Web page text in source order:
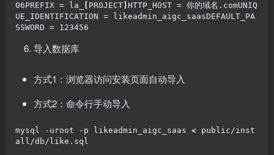
06PREFIX = la_
PROJECT HTTP_HOST = 你的域名.comUNIQ
UE_IDENTIFICATION = likeadmin_aigc_saasDEFAULT_PA
SSWORD = 123456
导入数据库
方式1：浏览器访问安装页面自动导入
方式2：命令行手动导入
mysql -uroot -p likeadmin_aigc_saas < public/inst
all/db/like.sql